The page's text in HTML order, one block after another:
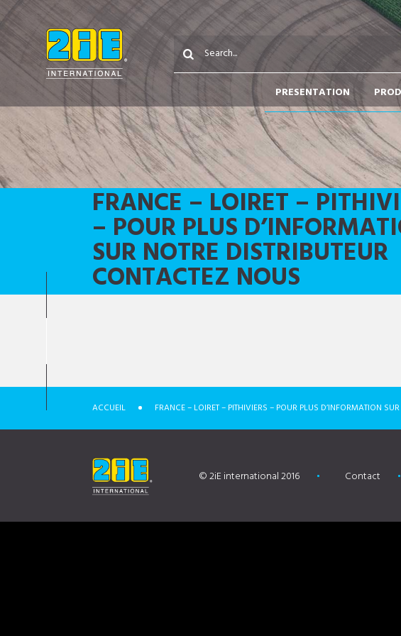
PRESENTATION
FRANCE – LOIRET –
– POUR PLUS
SUR NOTRE DISTRIBUTEUR
CONTACTEZ NOUS
ACCUEIL FRANCE – LOIRET – PITHIVIERS – POUR PLUS D’INFORMATION
© 2iE international 2016 Contact